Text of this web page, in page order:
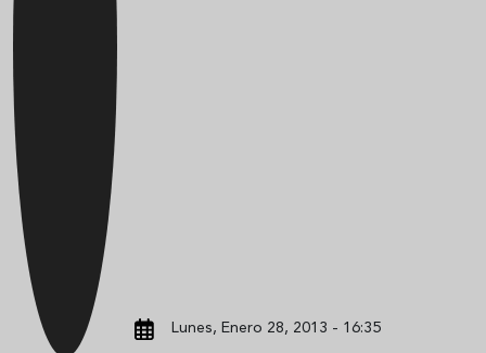
Lunes, Enero 28, 2013 - 16:35